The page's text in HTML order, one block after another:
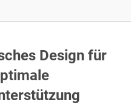
Design für